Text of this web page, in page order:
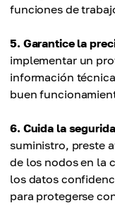
funciones de
5. Garantice la
implementar un
información
buen
6. Cuida la
suministro, preste
de los nodos en la
los datos
para protegerse